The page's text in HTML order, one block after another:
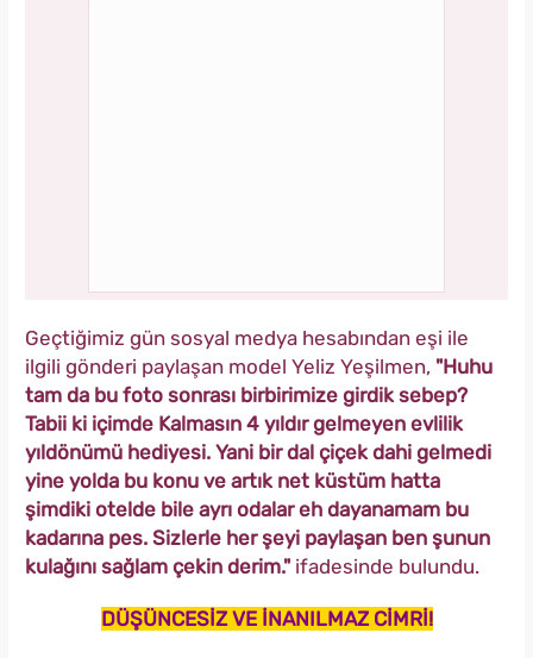
Geçtiğimiz gün sosyal medya hesabından eşi ile
ilgili gönderi paylaşan model Yeliz Yeşilmen, "Huhu
tam da bu foto sonrası birbirimize girdik sebep?
Tabii ki içimde Kalmasın 4 yıldır gelmeyen evlilik
yıldönümü hediyesi. Yani bir dal çiçek dahi gelmedi
yine yolda bu konu ve artık net küstüm hatta
şimdiki otelde bile ayrı odalar eh dayanamam bu
kadarına pes. Sizlerle her şeyi paylaşan ben şunun
kulağını sağlam çekin derim." ifadesinde bulundu.
DÜŞÜNCESİZ VE İNANILMAZ CİMRİ!